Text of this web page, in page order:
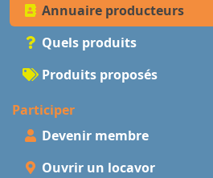
Annuaire producteurs
Quels produits
Produits proposés
Participer
Devenir membre
Ouvrir un locavor